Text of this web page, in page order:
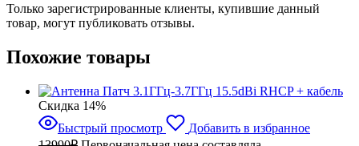
Только зарегистрированные клиенты, купившие данный
товар, могут публиковать отзывы.
Похожие товары
Cкидка 14%
Быстрый просмотр
Добавить в избранное